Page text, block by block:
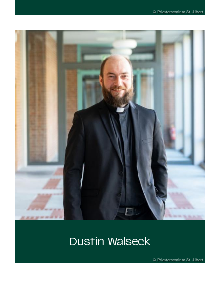
© Priesterseminar St. Albert
Dustin Walseck
© Priesterseminar St. Albert